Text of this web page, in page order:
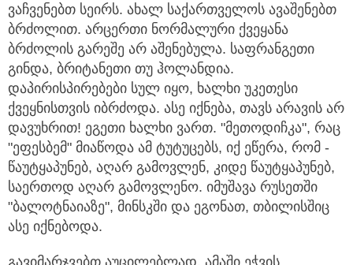
ვაჩვენებთ სეირს. ახალ საქართველოს ავაშენებთ
ბრძოლით. არცერთი ნორმალური ქვეყანა
ბრძოლის გარეშე არ აშენებულა. საფრანგეთი
გინდა, ბრიტანეთი თუ ჰოლანდია.
დაპირისპირებები სულ იყო, ხალხი უკეთესი
ქვეყნისთვის იბრძოდა. ასე იქნება, თავს არავის არ
დავუხრით! ეგეთი ხალხი ვართ. "მეთოდიჩკა", რაც
"ეფესბემ" მიაწოდა ამ ტუტუცებს, იქ ეწერა, რომ -
წაუტყაპუნებ, აღარ გამოვლენ, კიდე წაუტყაპუნებ,
საერთოდ აღარ გამოვლენო. იმუშავა რუსეთში
"ბალოტნაიაზე", მინსკში და ეგონათ, თბილისშიც
ასე იქნებოდა.
გავიმარჯვებთ აუცილებლად, ამაში ეჭვის